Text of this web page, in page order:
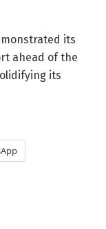
its
ahead of the
its